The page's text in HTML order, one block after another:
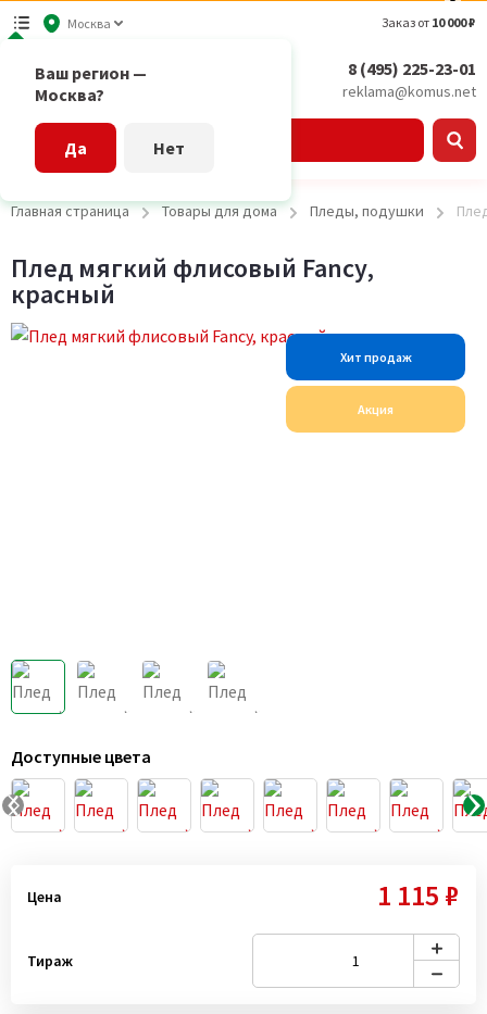
Москва
Ваш регион —
Москва?
Да Нет
Заказ от 10 000 ₽
8 (495) 225-23-01
reklama@komus.net
Главная страница Товары для дома Пледы, подушки
Плед мягкий флисовый Fancy,
красный
Хит продаж
Акция
Доступные цвета
Цена 1 115 ₽
Тираж